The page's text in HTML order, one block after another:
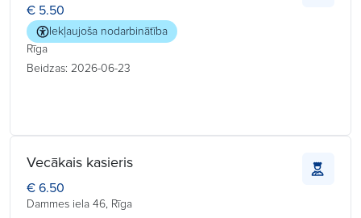
€ 5.50
Iekļaujoša nodarbinātība
Rīga
Beidzas: 2026-06-23
Vecākais kasieris
€ 6.50
Dammes iela 46, Rīga